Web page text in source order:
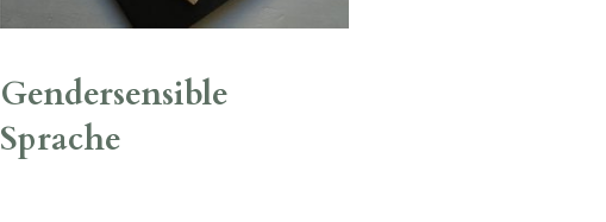
Gendersensible
Sprache